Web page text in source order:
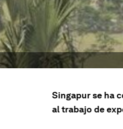
Singapur se ha
al trabajo de